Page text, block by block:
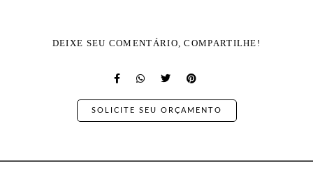
DEIXE SEU COMENTÁRIO, COMPARTILHE!
SOLICITE SEU ORÇAMENTO